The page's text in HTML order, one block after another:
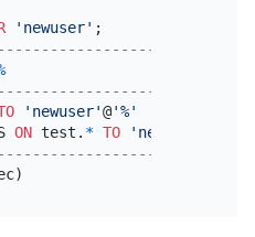
'newuser'
'newuser'@'%'
ON test. * TO 'newuser'